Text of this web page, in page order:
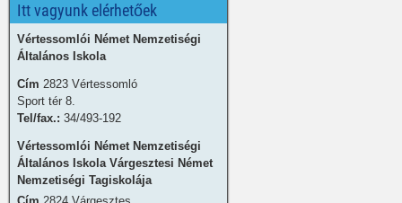
Itt vagyunk elérhetőek
Vértessomlói Német Nemzetiségi
Általános Iskola
Cím 2823 Vértessomló
Sport tér 8.
Tel/fax.: 34/493-192
Vértessomlói Német Nemzetiségi
Általános Iskola Várgesztesi Német
Nemzetiségi Tagiskolája